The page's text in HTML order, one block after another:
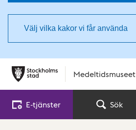
Välj vilka kakor vi får använda
Medeltidsmuseet
E‑tjänster Sök